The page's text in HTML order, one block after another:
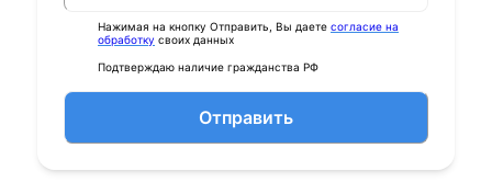
Нажимая на кнопку Отправить, Вы даете согласие на
обработку своих данных
Подтверждаю наличие гражданства РФ
Отправить